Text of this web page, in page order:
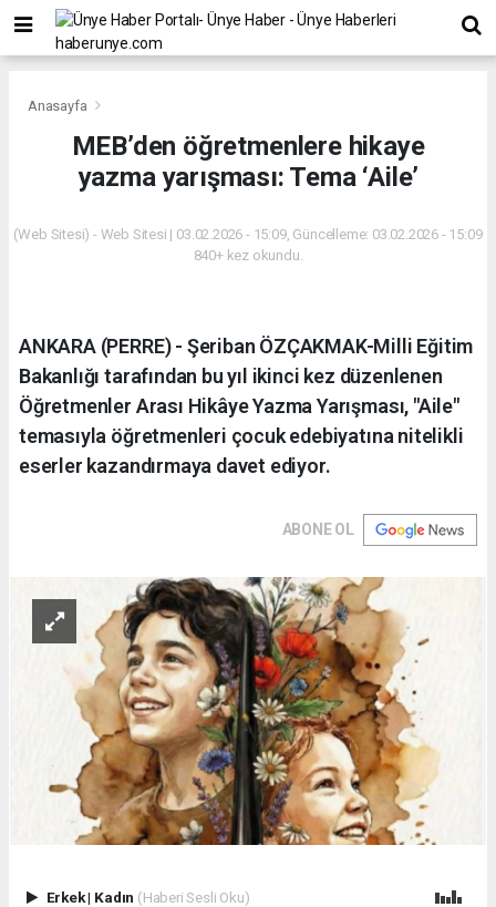
Anasayfa
MEB’den öğretmenlere hikaye
yazma yarışması: Tema ‘Aile’
(Web Sitesi) - Web Sitesi | 03.02.2026 - 15:09, Güncelleme: 03.02.2026 - 15:09
840+ kez okundu.
ANKARA (PERRE) - Şeriban ÖZÇAKMAK-Milli Eğitim
Bakanlığı tarafından bu yıl ikinci kez düzenlenen
Öğretmenler Arası Hikâye Yazma Yarışması, "Aile"
temasıyla öğretmenleri çocuk edebiyatına nitelikli
eserler kazandırmaya davet ediyor.
ABONE OL
Erkek| Kadın (Haberi Sesli Oku)